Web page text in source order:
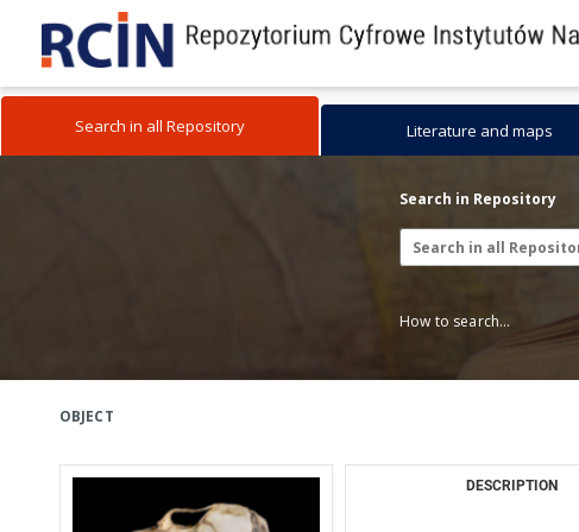
Search in all Repository Literature and maps
Search in Repository
How to search...
OBJECT
DESCRIPTION